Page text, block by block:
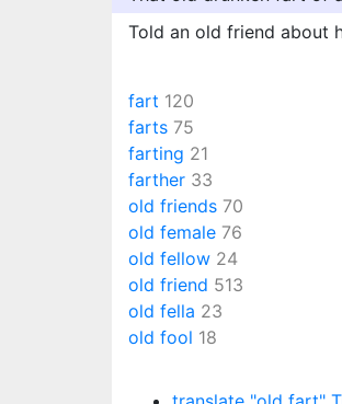
Told an old friend about
fart 120
farts 75
farting 21
farther 33
old friends 70
old female 76
old fellow 24
old friend 513
old fella 23
old fool 18